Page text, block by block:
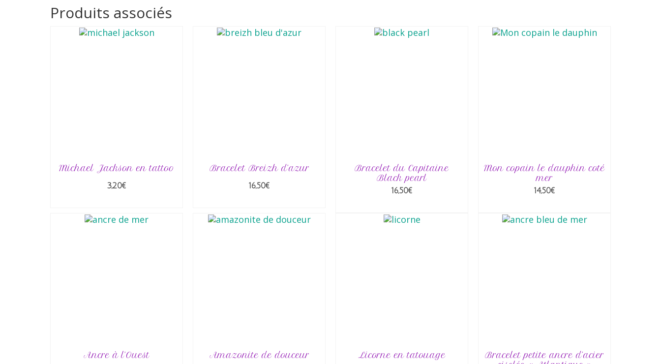
Produits associés
Michael Jackson en tattoo
3,20€
Bracelet Breizh d’azur
16,50€
Bracelet du Capitaine
Black pearl
16,50€
Mon copain le dauphin coté
mer
14,50€
Ancre à l’Ouest Amazonite de douceur Licorne en tatouage
Bracelet petite ancre d’acier